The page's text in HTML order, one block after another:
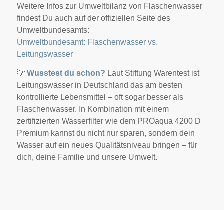
Weitere Infos zur Umweltbilanz von Flaschenwasser
findest Du auch auf der offiziellen Seite des
Umweltbundesamts:
Umweltbundesamt: Flaschenwasser vs.
Leitungswasser
💡 Wusstest du schon? Laut Stiftung Warentest ist
Leitungswasser in Deutschland das am besten
kontrollierte Lebensmittel – oft sogar besser als
Flaschenwasser. In Kombination mit einem
zertifizierten Wasserfilter wie dem PROaqua 4200 D
Premium kannst du nicht nur sparen, sondern dein
Wasser auf ein neues Qualitätsniveau bringen – für
dich, deine Familie und unsere Umwelt.